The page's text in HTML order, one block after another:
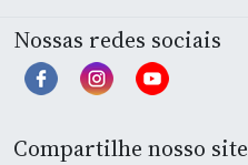
Nossas redes sociais
Compartilhe nosso site